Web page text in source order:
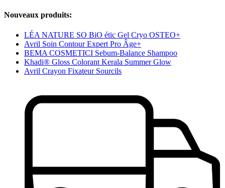
Nouveaux produits:
LÉA NATURE SO BiO étic Gel Cryo OSTEO+
Avril Soin Contour Expert Pro Âge+
BEMA COSMETICI Sebum-Balance Shampoo
Khadi® Gloss Colorant Kerala Summer Glow
Avril Crayon Fixateur Sourcils